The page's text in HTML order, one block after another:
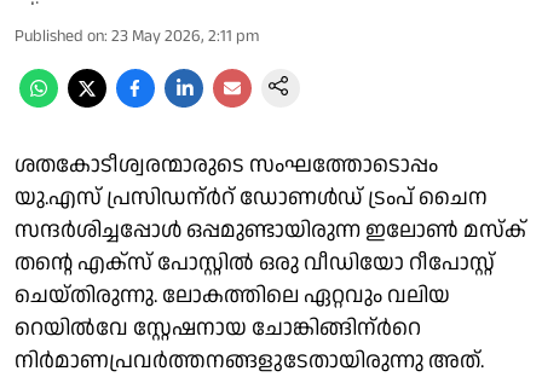
Published on: 23 May 2026, 2:11 pm
ശതകോടീശ്വരന്മാരുടെ സംഘത്തോടൊപ്പം
യു.എസ് പ്രസിഡന്ർറ് ഡോണൾഡ് ട്രംപ് ചൈന
സന്ദർശിച്ചപ്പോൾ ഒപ്പമുണ്ടായിരുന്ന ഇലോൺ മസ്ക്
തന്റെ എക്സ് പോസ്റ്റിൽ ഒരു വീഡിയോ റീപോസ്റ്റ്
ചെയ്തിരുന്നു. ലോകത്തിലെ ഏറ്റവും വലിയ
റെയിൽവേ സ്റ്റേഷനായ ചോങ്കിങ്ങിന്ർറെ
നിർമാണപ്രവർത്തനങ്ങളുടേതായിരുന്നു അത്.